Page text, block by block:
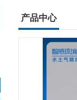
产品中心